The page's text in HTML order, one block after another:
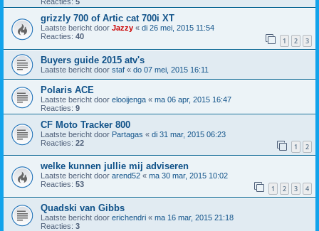
grizzly 700 of Artic cat 700i XT
Laatste bericht door Jazzy « di 26 mei, 2015 11:54
Reacties: 40 1 2 3
Buyers guide 2015 atv's
Laatste bericht door staf « do 07 mei, 2015 16:11
Polaris ACE
Laatste bericht door elooijenga « ma 06 apr, 2015 16:47
Reacties: 9
CF Moto Tracker 800
Laatste bericht door Partagas « di 31 mar, 2015 06:23
Reacties: 22 1 2
welke kunnen jullie mij adviseren
Laatste bericht door arend52 « ma 30 mar, 2015 10:02
Reacties: 53 1 2 3 4
Quadski van Gibbs
Laatste bericht door erichendri « ma 16 mar, 2015 21:18
Reacties: 3